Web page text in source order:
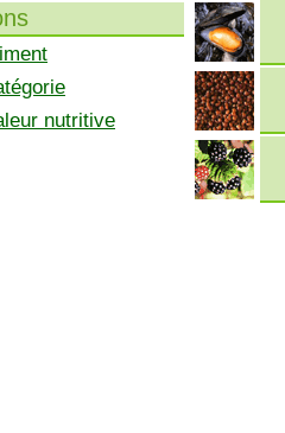
nutritive